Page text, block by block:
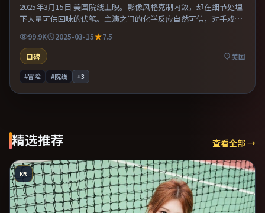
2025年3月15日 美国院线上映。影像风格克制内敛，却在细节处埋
下大量可供回味的伏笔。主演之间的化学反应自然可信，对手戏张
99.9K 2025-03-15
7.5
口碑
美国
#冒险 #院线 +3
精选推荐 查看全部 →
KR